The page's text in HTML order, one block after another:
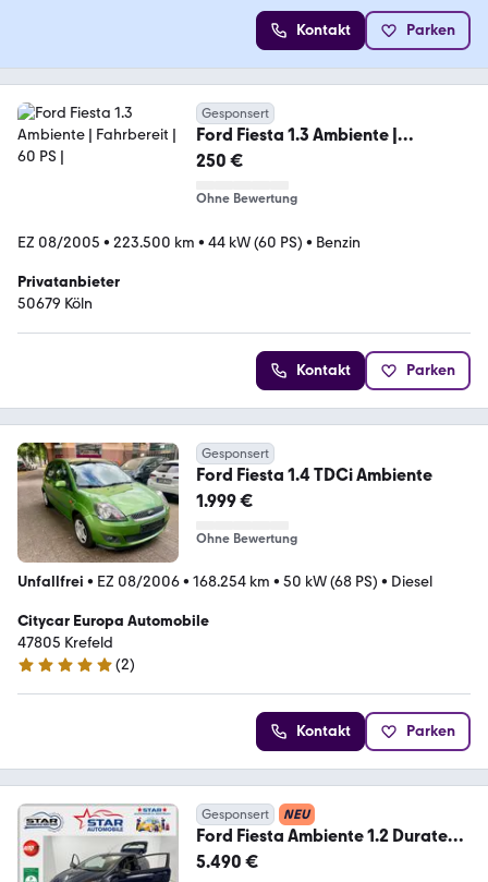
Kontakt Parken
Gesponsert
Ford Fiesta 1.3 Ambiente |
Fahrbereit | 60 PS |
250 €
Ohne Bewertung
EZ 08/2005 • 223.500 km • 44 kW (60 PS) • Benzin
Privatanbieter
50679 Köln
Kontakt Parken
Gesponsert
Ford Fiesta 1.4 TDCi Ambiente
1.999 €
Ohne Bewertung
Unfallfrei • EZ 08/2006• 168.254 km • 50 kW (68 PS) • Diesel
Citycar Europa Automobile
47805 Krefeld
5 Sterne
(2)
Kontakt Parken
Gesponsert NEU
Ford Fiesta Ambiente 1.2 Duratec
Ambiente KLIMA ESP
5.490 €